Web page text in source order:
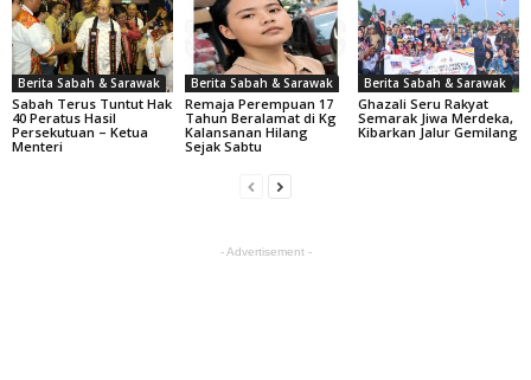
Berita Sabah & Sarawak
Sabah Terus Tuntut Hak
40 Peratus Hasil
Persekutuan – Ketua
Menteri
Berita Sabah & Sarawak
Remaja Perempuan 17
Tahun Beralamat di Kg
Kalansanan Hilang
Sejak Sabtu
Berita Sabah & Sarawak
Ghazali Seru Rakyat
Semarak Jiwa Merdeka,
Kibarkan Jalur Gemilang
- Advertisement -